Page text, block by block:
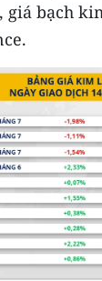
giá bạch